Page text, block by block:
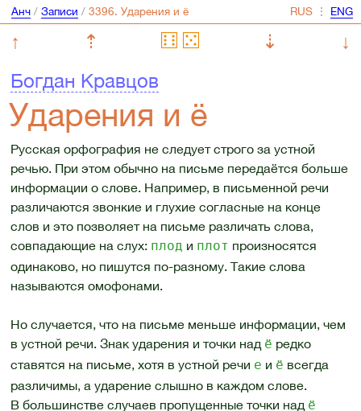
Анч/ Записи / ⋮
↑ ⇡ ⇣
↓
Богдан Кравцов
Ударения и ё
Русская орфография не следует строго за устной
речью. При этом обычно на письме передаётся больше
информации о слове. Например, в письменной речи
различаются звонкие и глухие согласные на конце
слов и это позволяет на письме различать слова,
совпадающие на слух: плод и плот произносятся
одинаково, но пишутся по-разному. Такие слова
называются омофонами.
Но случается, что на письме меньше информации, чем
в устной речи. Знак ударения и точки над ё редко
ставятся на письме, хотя в устной речи е и ё всегда
различимы, а ударение слышно в каждом слове.
В большинстве случаев пропущенные точки над ё